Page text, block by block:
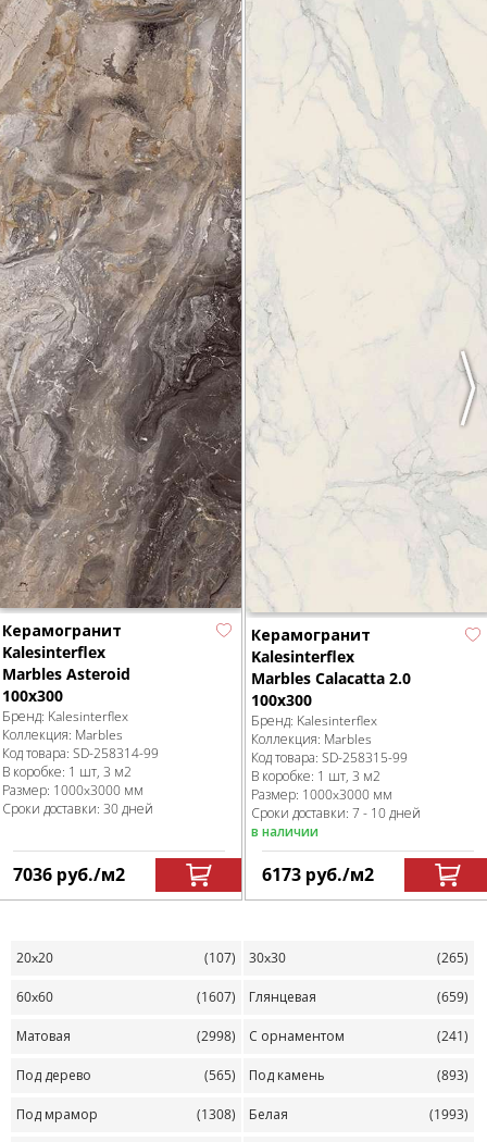
Previous
Керамогранит
Kalesinterflex
Marbles Asteroid
100x300
Бренд: Kalesinterflex
Коллекция: Marbles
Код товара: SD-258314-99
В коробке: 1 шт, 3 м2
Размер: 1000x3000 мм
Сроки доставки: 30 дней
7036 руб./м2
Керамогранит
Kalesinterflex
Marbles Calacatta 2.0
100x300
Бренд: Kalesinterflex
Коллекция: Marbles
Код товара: SD-258315-99
В коробке: 1 шт, 3 м2
Размер: 1000x3000 мм
Сроки доставки: 7 - 10 дней
в наличии
6173 руб./м2
20x20 (107) 30x30 (265)
60x60 (1607) Глянцевая (659)
Матовая (2998) С орнаментом (241)
Под дерево (565) Под камень (893)
Под мрамор (1308) Белая (1993)